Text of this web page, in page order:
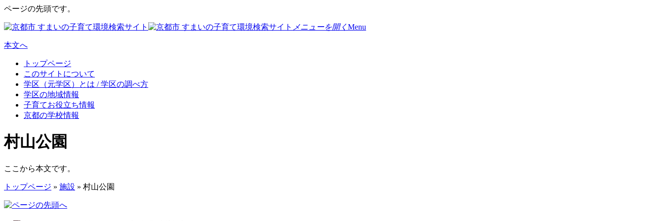
ページの先頭です。
メニューを開くMenu
本文へ
トップページ
このサイトについて
学区（元学区）とは / 学区の調べ方
学区の地域情報
子育てお役立ち情報
京都の学校情報
村山公園
ここから本文です。
トップページ » 施設 » 村山公園